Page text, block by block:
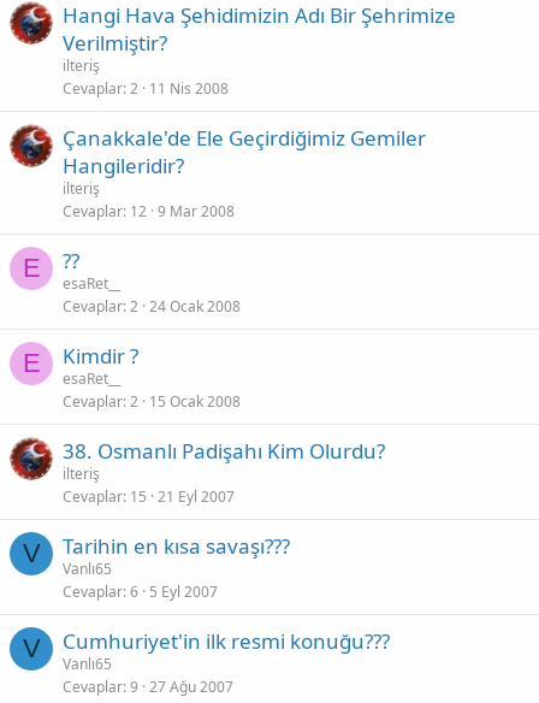
Hangi Hava Şehidimizin Adı Bir Şehrimize
Verilmiştir?
ilteriş
Cevaplar 2 11 Nis 2008
Çanakkale'de Ele Geçirdiğimiz Gemiler
Hangileridir?
ilteriş
Cevaplar 12 9 Mar 2008
E ??
esaRet__
Cevaplar 2 24 Ocak 2008
E Kimdir ?
esaRet__
Cevaplar 2 15 Ocak 2008
38. Osmanlı Padişahı Kim Olurdu?
ilteriş
Cevaplar 15 21 Eyl 2007
V Tarihin en kısa savaşı???
Vanlı65
Cevaplar 6 5 Eyl 2007
V Cumhuriyet'in ilk resmi konuğu???
Vanlı65
Cevaplar 9 27 Ağu 2007